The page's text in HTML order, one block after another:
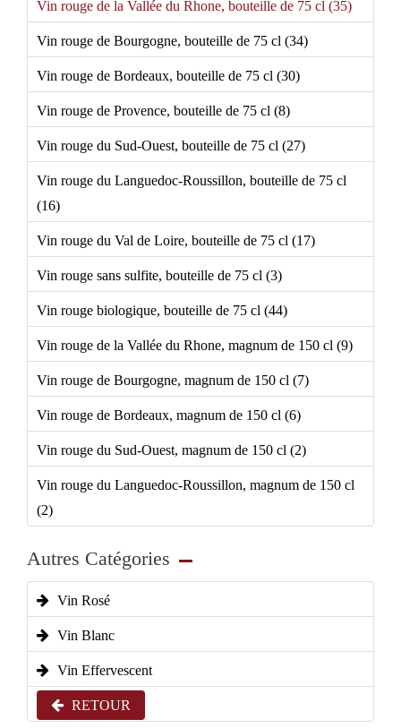
Vin rouge de la Vallée du Rhone, bouteille de 75 cl (35)
Vin rouge de Bourgogne, bouteille de 75 cl (34)
Vin rouge de Bordeaux, bouteille de 75 cl (30)
Vin rouge de Provence, bouteille de 75 cl (8)
Vin rouge du Sud-Ouest, bouteille de 75 cl (27)
Vin rouge du Languedoc-Roussillon, bouteille de 75 cl
(16)
Vin rouge du Val de Loire, bouteille de 75 cl (17)
Vin rouge sans sulfite, bouteille de 75 cl (3)
Vin rouge biologique, bouteille de 75 cl (44)
Vin rouge de la Vallée du Rhone, magnum de 150 cl (9)
Vin rouge de Bourgogne, magnum de 150 cl (7)
Vin rouge de Bordeaux, magnum de 150 cl (6)
Vin rouge du Sud-Ouest, magnum de 150 cl (2)
Vin rouge du Languedoc-Roussillon, magnum de 150 cl
(2)
Autres Catégories
Vin Rosé
Vin Blanc
Vin Effervescent
RETOUR